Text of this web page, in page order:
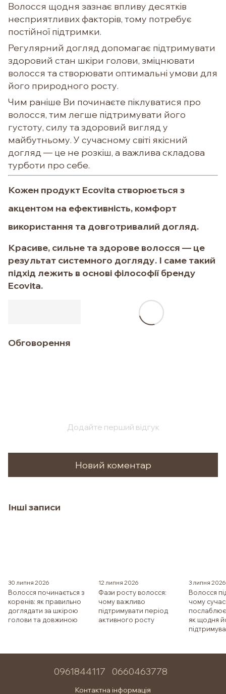
Волосся щодня зазнає впливу десятків
несприятливих факторів, тому потребує
постійної підтримки.
Регулярний догляд допомагає підтримувати
здоровий стан шкіри голови, зміцнювати
волосся та створювати оптимальні умови для
його природного росту.
Чим раніше Ви починаєте піклуватися про
волосся, тим легше підтримувати його
густоту, силу та здоровий вигляд у
майбутньому. У сучасному світі якісний
догляд — це не розкіш, а важлива складова
турботи про себе.
Кожен продукт Ecovita створюється з
акцентом на ефективність, комфорт
використання та довготривалий догляд.
Красиве, сильне та здорове волосся — це
результат системного догляду. І саме такий
підхід лежить в основі філософії бренду
Ecovita.
Обговорення
Додайте перший відгук
Новий коментар
Інші записи
30 липня 2026
Волосся починається з
коренів: як правильно
доглядати за шкірою
голови та довжиною
12 липня 2026
Фази росту волосся:
чому важливо
підтримувати період
активного росту
3 липня 2026
Волосся
чому
як щодня
0961844117 0660463778
Контактна інформація